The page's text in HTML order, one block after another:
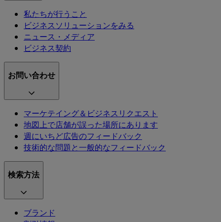
私たちが行うこと
ビジネスソリューションをみる
ニュース・メディア
ビジネス契約
お問い合わせ
マーケテイング＆ビジネスリクエスト
地図上で店舗が誤った場所にあります
週にいちど広告のフィードバック
技術的な問題と一般的なフィードバック
検索方法
ブランド